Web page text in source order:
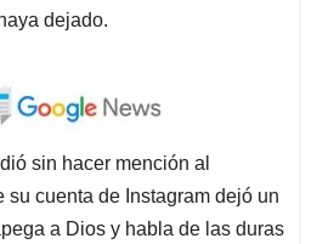
dejado.
sin hacer mención al
su cuenta de Instagram dejó un
a Dios y habla de las duras